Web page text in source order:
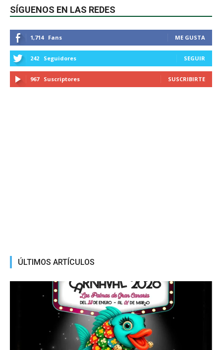
SÍGUENOS EN LAS REDES
1,714 Fans ME GUSTA
242 Seguidores SEGUIR
967 Suscriptores SUSCRIBIRTE
ÚLTIMOS ARTÍCULOS